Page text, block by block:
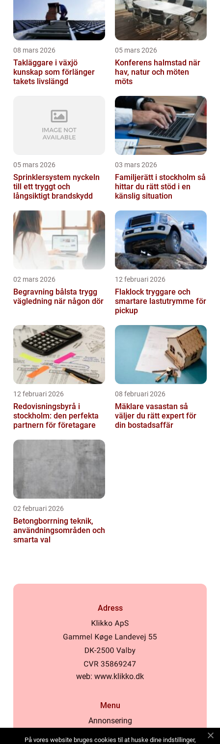
08 mars 2026
Takläggare i växjö
kunskap som förlänger
takets livslängd
05 mars 2026
Konferens halmstad när
hav, natur och möten
möts
05 mars 2026
Sprinklersystem nyckeln
till ett tryggt och
långsiktigt brandskydd
03 mars 2026
Familjerätt i stockholm så
hittar du rätt stöd i en
känslig situation
02 mars 2026
Begravning bålsta trygg
vägledning när någon dör
12 februari 2026
Flaklock tryggare och
smartare lastutrymme för
pickup
12 februari 2026
Redovisningsbyrå i
stockholm: den perfekta
partnern för företagare
08 februari 2026
Mäklare vasastan så
väljer du rätt expert för
din bostadsaffär
02 februari 2026
Betongborrning teknik,
användningsområden och
smarta val
Adress
web: www.klikko.dk
Menu
Annonsering
På vores website bruges cookies til at huske dine indstillinger,